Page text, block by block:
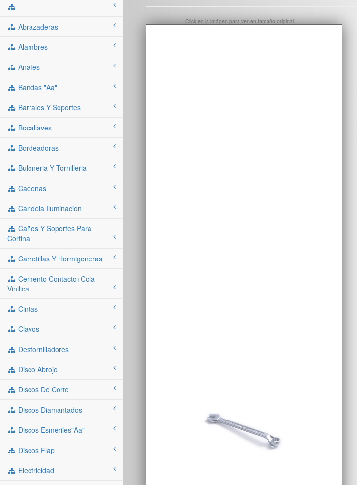
Abrazaderas
Alambres
Anafes
Bandas "aa"
Barrales Y Soportes
Bocallaves
Bordeadoras
Buloneria Y Tornilleria
Cadenas
Candela Iluminacion
Caños Y Soportes Para
Cortina
Carretillas Y Hormigoneras
Cemento Contacto+cola
Vinilica
Cintas
Clavos
Destornilladores
Disco Abrojo
Discos De Corte
Discos Diamantados
Discos Esmeriles"aa"
Discos Flap
Electricidad
Click en la imágen para ver en tamaño original